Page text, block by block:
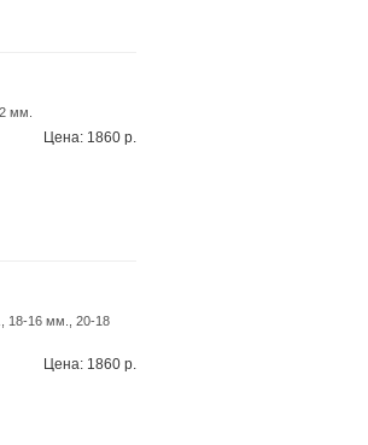
мм.
Цена: 1860 р.
18-16 мм., 20-18
Цена: 1860 р.